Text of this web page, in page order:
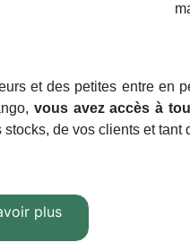
et des petites entre en
vous avez accès à
de vos clients et tant
plus